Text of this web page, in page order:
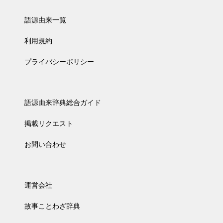
語源由来一覧
利用規約
プライバシーポリシー
語源由来辞典総合ガイド
掲載リクエスト
お問い合わせ
運営会社
故事ことわざ辞典